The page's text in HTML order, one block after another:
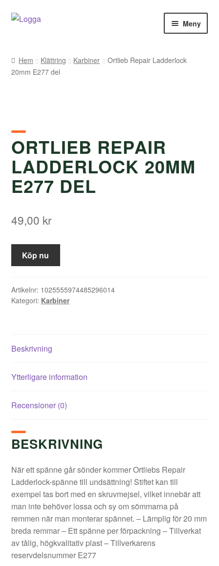
Hoppa
Hoppa
Meny
Kontakt
Varumärken
Väljare
Hem Klättring Karbiner
Ortlieb Repair Ladderlock
20mm E277 del
ORTLIEB REPAIR
LADDERLOCK 20MM
E277 DEL
49,00 kr
Köp nu
Artikelnr: 1025555974485296014
Kategori: Karbiner
Beskrivning
Ytterligare information
Recensioner (0)
BESKRIVNING
När ett spänne går sönder kommer Ortliebs Repair
Ladderlock-spänne till undsättning! Stiftet kan till
exempel tas bort med en skruvmejsel, vilket innebär att
man inte behöver lossa och sy om sömmarna på
remmen när man monterar spännet. – Lämplig för 20 mm
breda remmar – Ett spänne per förpackning – Tillverkat
av tålig, högkvalitativ plast – Tillverkarens
reservdelsnummer E277